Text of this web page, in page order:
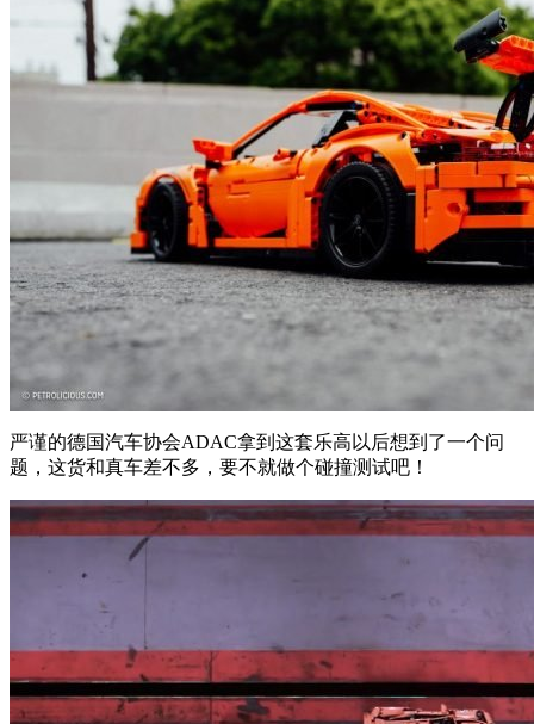
严谨的德国汽车协会ADAC拿到这套乐高以后想到了一个问
题，这货和真车差不多，要不就做个碰撞测试吧！